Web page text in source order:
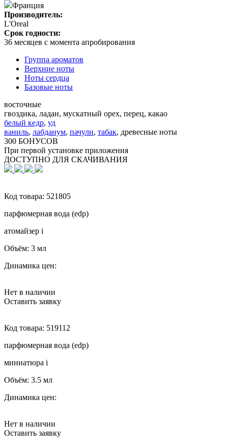
Франция
Производитель:
L'Oreal
Срок годности:
36 месяцев с момента апробирования
Группа ароматов
Верхние ноты
Ноты сердца
Базовые ноты
восточные
гвоздика, ладан, мускатный орех, перец, какао
белый кедр, уд
ваниль, лабданум, пачули, табак, древесные ноты
300 БОНУСОВ
При первой установке приложения
ДОСТУПНО ДЛЯ СКАЧИВАНИЯ
Код товара: 521805
парфюмерная вода (edp)
атомайзер i
Объём: 3 мл
Динамика цен:
Нет в наличии
Оставить заявку
Код товара: 519112
парфюмерная вода (edp)
миниатюра i
Объём: 3.5 мл
Динамика цен:
Нет в наличии
Оставить заявку